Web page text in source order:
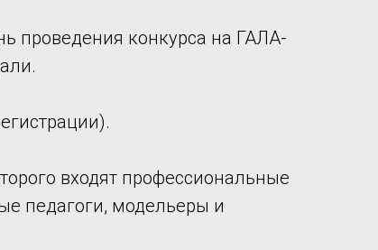
проведения конкурса на ГАЛА-
входят профессиональные
педагоги, модельеры и